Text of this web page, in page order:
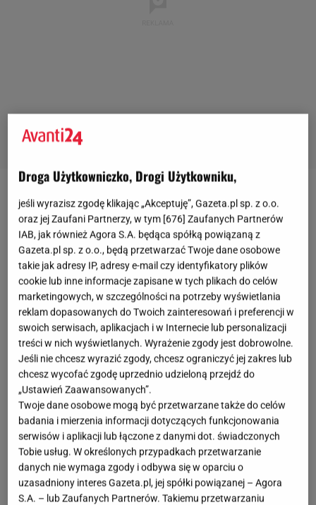
Droga Użytkowniczko, Drogi Użytkowniku,
jeśli wyrazisz zgodę klikając „Akceptuję”, Gazeta.pl sp. z o.o.
oraz jej Zaufani Partnerzy, w tym [676] Zaufanych Partnerów
IAB, jak również Agora S.A. będąca spółką powiązaną z
Gazeta.pl sp. z o.o., będą przetwarzać Twoje dane osobowe
takie jak adresy IP, adresy e-mail czy identyfikatory plików
cookie lub inne informacje zapisane w tych plikach do celów
marketingowych, w szczególności na potrzeby wyświetlania
reklam dopasowanych do Twoich zainteresowań i preferencji w
swoich serwisach, aplikacjach i w Internecie lub personalizacji
treści w nich wyświetlanych. Wyrażenie zgody jest dobrowolne.
Jeśli nie chcesz wyrazić zgody, chcesz ograniczyć jej zakres lub
chcesz wycofać zgodę uprzednio udzieloną przejdź do
„Ustawień Zaawansowanych”.
Twoje dane osobowe mogą być przetwarzane także do celów
badania i mierzenia informacji dotyczących funkcjonowania
serwisów i aplikacji lub łączone z danymi dot. świadczonych
Tobie usług. W określonych przypadkach przetwarzanie
danych nie wymaga zgody i odbywa się w oparciu o
uzasadniony interes Gazeta.pl, jej spółki powiązanej – Agora
S.A. – lub Zaufanych Partnerów. Takiemu przetwarzaniu